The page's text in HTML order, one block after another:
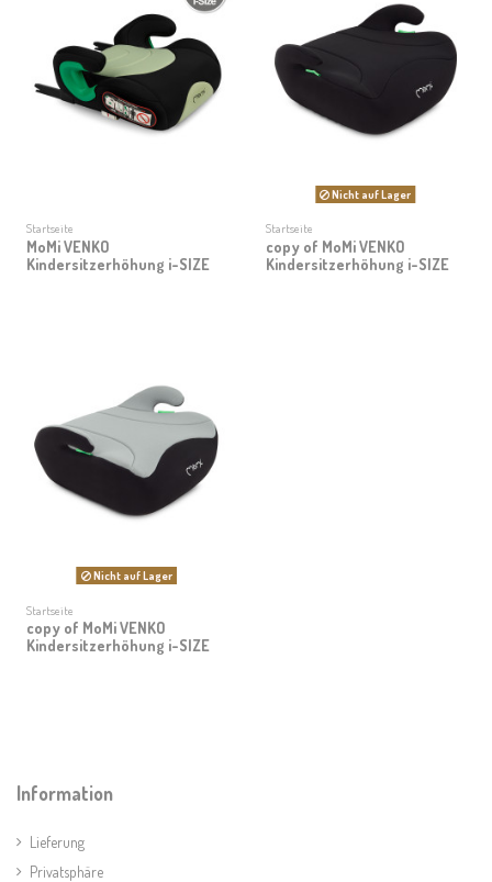
Startseite
MoMi VENKO
Kindersitzerhöhung i-SIZE
Nicht auf Lager
Startseite
copy of MoMi VENKO
Kindersitzerhöhung i-SIZE
Nicht auf Lager
Startseite
copy of MoMi VENKO
Kindersitzerhöhung i-SIZE
Information
Lieferung
Privatsphäre